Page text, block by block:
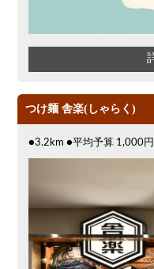
つけ麺 舎楽(しゃらく)
●3.2km ●平均予算 1,000